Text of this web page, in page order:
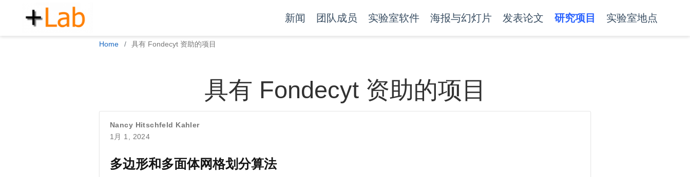
新闻 团队成员 实验室软件 海报与幻灯片 发表论文 研究项目 实验室地点
Home 具有 Fondecyt 资助的项目
具有 Fondecyt 资助的项目
Nancy Hitschfeld Kahler
1月 1, 2024
多边形和多面体网格划分算法